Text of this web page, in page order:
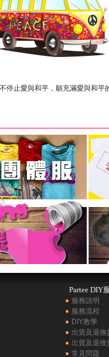
停止愛與和平，願充滿愛與和平
Partee DIY
服務說明
服務流程
DIY教學
出貨及退換
出貨及退換
常見問題